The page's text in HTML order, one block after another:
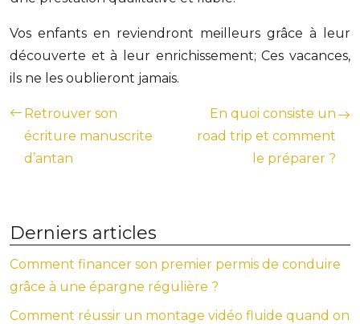
Vos enfants en reviendront meilleurs grâce à leur
découverte et à leur enrichissement; Ces vacances,
ils ne les oublieront jamais.
Retrouver son
écriture manuscrite
d’antan
En quoi consiste un
road trip et comment
le préparer ?
Derniers articles
Comment financer son premier permis de conduire
grâce à une épargne régulière ?
Comment réussir un montage vidéo fluide quand on